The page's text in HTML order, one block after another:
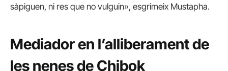
sàpiguen, ni res que no vulguin», esgrimeix Mustapha.
Mediador en l’alliberament de
les nenes de Chibok